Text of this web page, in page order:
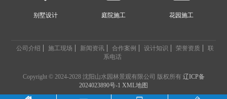
别墅设计 庭院施工 花园施工
公司介绍 施工现场 新闻资讯 合作案例 设计知识 荣誉资质
联
系电话
Copyright © 2024-2028 沈阳山水园林景观有限公司 版权所有 辽ICP备
2024023890号-1 XML地图